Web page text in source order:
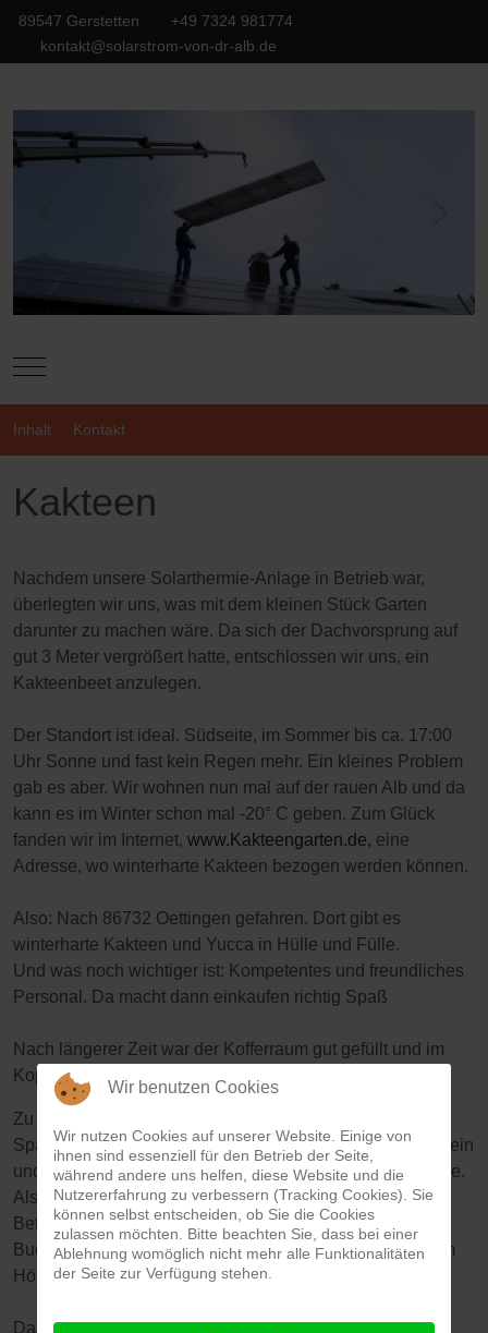
89547 Gerstetten
+49 7324 981774
kontakt@solarstrom-von-dr-alb.de
Mobile Menu Toggle
Inhalt Kontakt
Kakteen
Nachdem unsere Solarthermie-Anlage in Betrieb war,
überlegten wir uns, was mit dem kleinen Stück Garten
darunter zu machen wäre. Da sich der Dachvorsprung auf
gut 3 Meter vergrößert hatte, entschlossen wir uns, ein
Kakteenbeet anzulegen.
Der Standort ist ideal. Südseite, im Sommer bis ca. 17:00
Uhr Sonne und fast kein Regen mehr. Ein kleines Problem
gab es aber. Wir wohnen nun mal auf der rauen Alb und da
kann es im Winter schon mal -20° C geben. Zum Glück
fanden wir im Internet, www.Kakteengarten.de, eine
Adresse, wo winterharte Kakteen bezogen werden können.
Also: Nach 86732 Oettingen gefahren. Dort gibt es
winterharte Kakteen und Yucca in Hülle und Fülle.
Und was noch wichtiger ist: Kompetentes und freundliches
Personal. Da macht dann einkaufen richtig Spaß
Nach längerer Zeit war der Kofferraum gut gefüllt und im
Kopf schwirrten Unmengen an Informationen herum.
Zu Hause machten wir uns dann daran, die Erde etwa
Spatentief abzutragen. Ganz unten kam eine Mulchfolie rein
und darauf eine Mischung aus Kies, Sand und etwas Erde.
Als Abgrenzung zum Rasen wurde eine Mähkante aus
Betonsteinen verlegt, dahinter eine Reihe aus
Buchsbäumen. Diese Buchsbäume werden auf ca. 20 cm
Höhe gehalten.
Das eigentliche Beet haben wir mit Steinen und alten
Wir benutzen Cookies
Wir nutzen Cookies auf unserer Website. Einige von
ihnen sind essenziell für den Betrieb der Seite,
während andere uns helfen, diese Website und die
Nutzererfahrung zu verbessern (Tracking Cookies). Sie
können selbst entscheiden, ob Sie die Cookies
zulassen möchten. Bitte beachten Sie, dass bei einer
Ablehnung womöglich nicht mehr alle Funktionalitäten
der Seite zur Verfügung stehen.